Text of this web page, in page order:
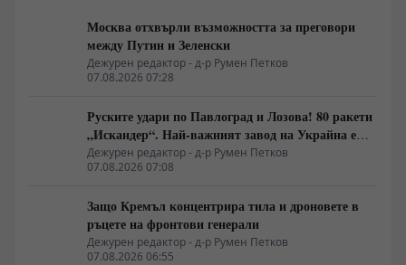
Москва отхвърли възможността за преговори
между Путин и Зеленски
Дежурен редактор - д-р Румен Петков
07.08.2026 07:28
Руските удари по Павлоград и Лозова! 80 ракети
„Искандер“. Най-важният завод на Украйна е
унищожен. Евакуират ли линейки „западни
специалисти“?
Дежурен редактор - д-р Румен Петков
07.08.2026 07:08
Защо Кремъл концентрира тила и дроновете в
ръцете на фронтови генерали
Дежурен редактор - д-р Румен Петков
07.08.2026 06:55